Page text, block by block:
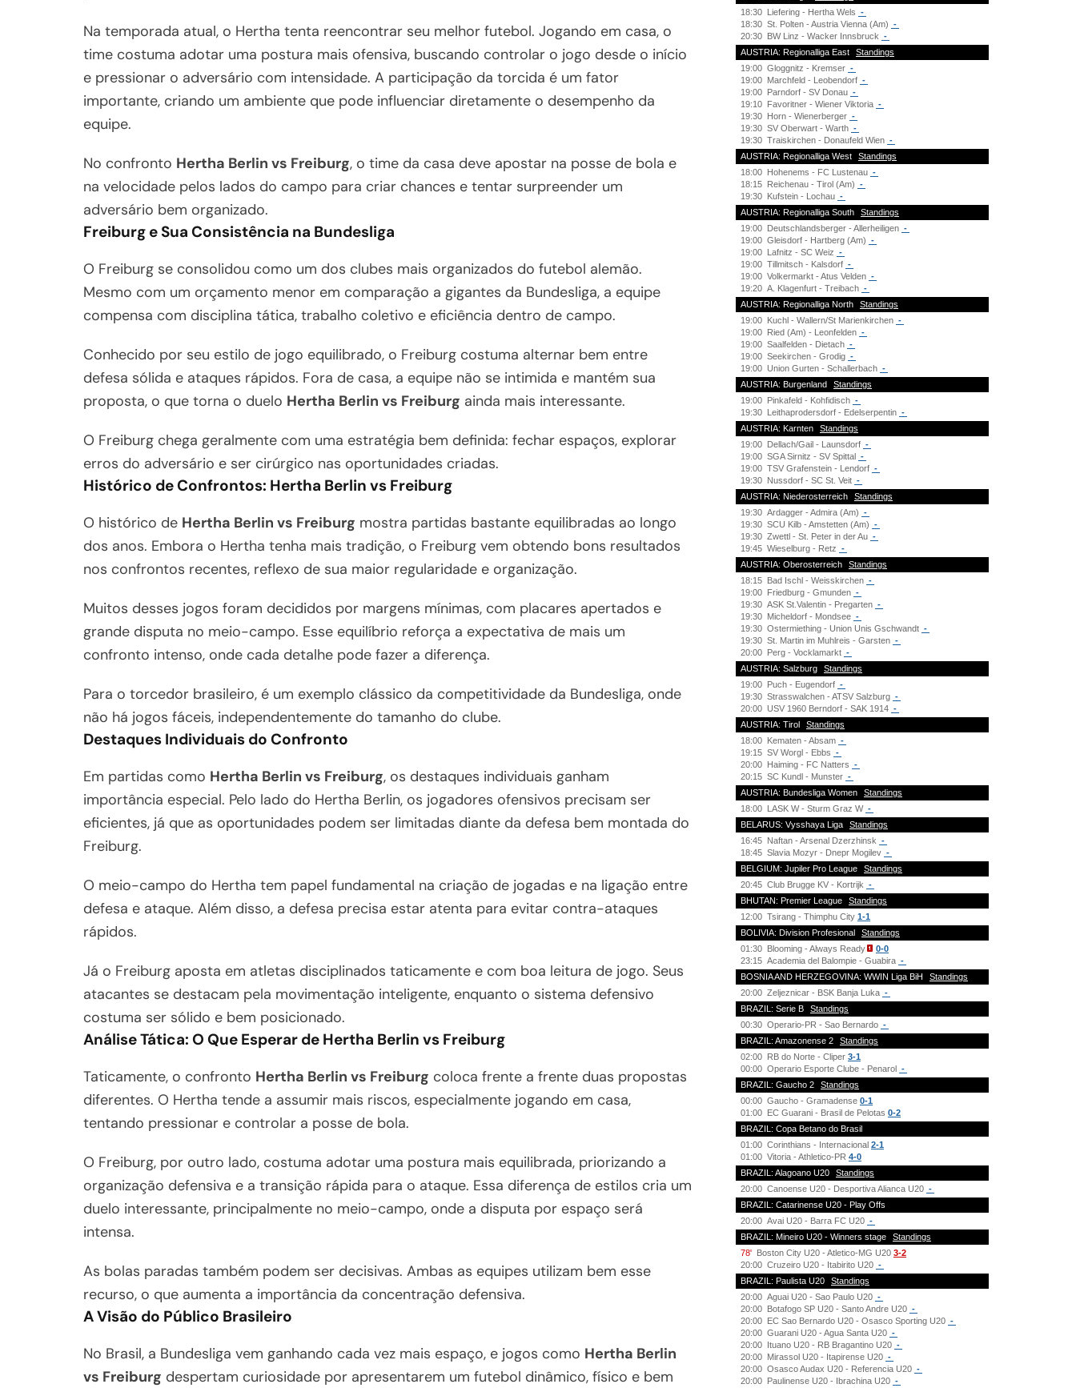
Na temporada atual, o Hertha tenta reencontrar seu melhor futebol. Jogando em casa, o
time costuma adotar uma postura mais ofensiva, buscando controlar o jogo desde o início
e pressionar o adversário com intensidade. A participação da torcida é um fator
importante, criando um ambiente que pode influenciar diretamente o desempenho da
equipe.
No confronto Hertha Berlin vs Freiburg, o time da casa deve apostar na posse de bola e
na velocidade pelos lados do campo para criar chances e tentar surpreender um
adversário bem organizado.
Freiburg e Sua Consistência na Bundesliga
O Freiburg se consolidou como um dos clubes mais organizados do futebol alemão.
Mesmo com um orçamento menor em comparação a gigantes da Bundesliga, a equipe
compensa com disciplina tática, trabalho coletivo e eficiência dentro de campo.
Conhecido por seu estilo de jogo equilibrado, o Freiburg costuma alternar bem entre
defesa sólida e ataques rápidos. Fora de casa, a equipe não se intimida e mantém sua
proposta, o que torna o duelo Hertha Berlin vs Freiburg ainda mais interessante.
O Freiburg chega geralmente com uma estratégia bem definida: fechar espaços, explorar
erros do adversário e ser cirúrgico nas oportunidades criadas.
Histórico de Confrontos: Hertha Berlin vs Freiburg
O histórico de Hertha Berlin vs Freiburg mostra partidas bastante equilibradas ao longo
dos anos. Embora o Hertha tenha mais tradição, o Freiburg vem obtendo bons resultados
nos confrontos recentes, reflexo de sua maior regularidade e organização.
Muitos desses jogos foram decididos por margens mínimas, com placares apertados e
grande disputa no meio-campo. Esse equilíbrio reforça a expectativa de mais um
confronto intenso, onde cada detalhe pode fazer a diferença.
Para o torcedor brasileiro, é um exemplo clássico da competitividade da Bundesliga, onde
não há jogos fáceis, independentemente do tamanho do clube.
Destaques Individuais do Confronto
Em partidas como Hertha Berlin vs Freiburg, os destaques individuais ganham
importância especial. Pelo lado do Hertha Berlin, os jogadores ofensivos precisam ser
eficientes, já que as oportunidades podem ser limitadas diante da defesa bem montada do
Freiburg.
O meio-campo do Hertha tem papel fundamental na criação de jogadas e na ligação entre
defesa e ataque. Além disso, a defesa precisa estar atenta para evitar contra-ataques
rápidos.
Já o Freiburg aposta em atletas disciplinados taticamente e com boa leitura de jogo. Seus
atacantes se destacam pela movimentação inteligente, enquanto o sistema defensivo
costuma ser sólido e bem posicionado.
Análise Tática: O Que Esperar de Hertha Berlin vs Freiburg
Taticamente, o confronto Hertha Berlin vs Freiburg coloca frente a frente duas propostas
diferentes. O Hertha tende a assumir mais riscos, especialmente jogando em casa,
tentando pressionar e controlar a posse de bola.
O Freiburg, por outro lado, costuma adotar uma postura mais equilibrada, priorizando a
organização defensiva e a transição rápida para o ataque. Essa diferença de estilos cria um
duelo interessante, principalmente no meio-campo, onde a disputa por espaço será
intensa.
As bolas paradas também podem ser decisivas. Ambas as equipes utilizam bem esse
recurso, o que aumenta a importância da concentração defensiva.
A Visão do Público Brasileiro
No Brasil, a Bundesliga vem ganhando cada vez mais espaço, e jogos como Hertha Berlin
vs Freiburg despertam curiosidade por apresentarem um futebol dinâmico, físico e bem